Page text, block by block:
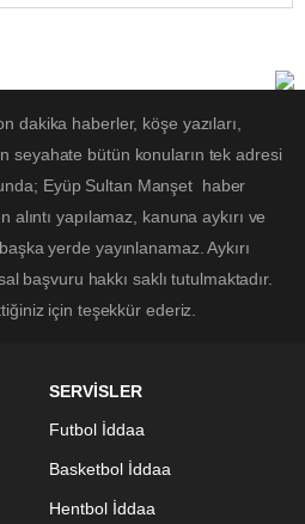
dakika haberler, köşe yazıları,
seyahate bütün konuların tek adresi
Eyüp Sultan Manşet haber
yapılamaz, kanuna aykırı ve
yerde yayınlanamaz. Aykırı
başvuru hakkı saklı tutulmaktadır.
için teşekkür ederiz.
SERVİSLER
Futbol İddaa
Basketbol İddaa
Hentbol İddaa